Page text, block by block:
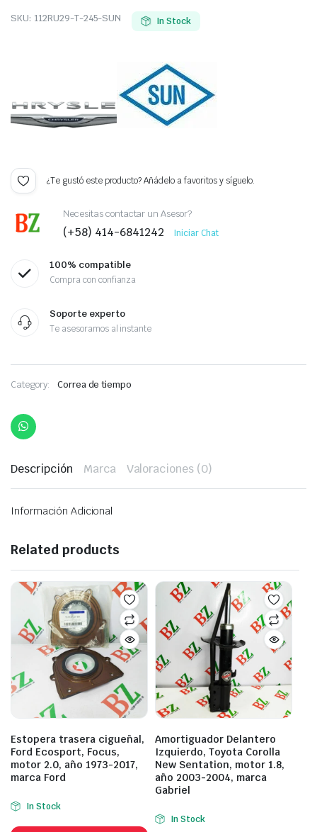
SKU: 112RU29-T-245-SUN In Stock
¿Te gustó este producto? Añádelo a favoritos y síguelo.
Necesitas contactar un Asesor?
(+58) 414-6841242 Iniciar Chat
100% compatible
Compra con confianza
Soporte experto
Te asesoramos al instante
Category: Correa de tiempo
Descripción Marca Valoraciones (0)
Información Adicional
Related products
Estopera trasera cigueñal,
Ford Ecosport, Focus,
motor 2.0, año 1973-2017,
marca Ford
In Stock
Amortiguador Delantero
Izquierdo, Toyota Corolla
New Sentation, motor 1.8,
año 2003-2004, marca
Gabriel
In Stock